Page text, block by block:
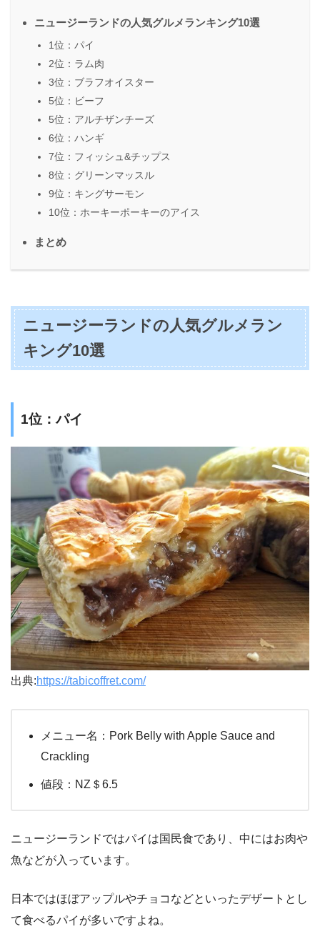
ニュージーランドの人気グルメランキング10選
1位：パイ
2位：ラム肉
3位：ブラフオイスター
5位：ビーフ
5位：アルチザンチーズ
6位：ハンギ
7位：フィッシュ&チップス
8位：グリーンマッスル
9位：キングサーモン
10位：ホーキーポーキーのアイス
まとめ
ニュージーランドの人気グルメラン
キング10選
1位：パイ
出典:https://tabicoffret.com/
メニュー名：Pork Belly with Apple Sauce and
Crackling
値段：NZ＄6.5
ニュージーランドではパイは国民食であり、中にはお肉や
魚などが入っています。
日本ではほぼアップルやチョコなどといったデザートとし
て食べるパイが多いですよね。